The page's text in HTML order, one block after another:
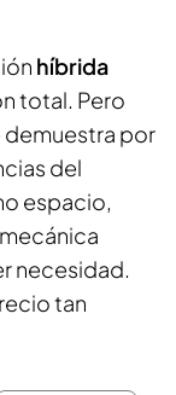
híbrida
total. Pero
demuestra por
del
espacio,
necesidad.
tan